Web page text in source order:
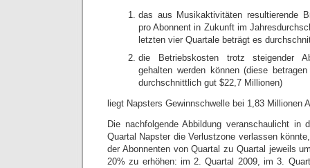
das aus Musikaktivitäten resultierende
pro Abonnent in Zukunft im
letzten vier Quartale beträgt es
die Betriebskosten trotz steigender
gehalten werden können (diese
durchschnittlich gut $22,7 Millionen)
liegt Napsters Gewinnschwelle bei 1,83 Millionen
Die nachfolgende Abbildung veranschaulicht in
Quartal Napster die Verlustzone verlassen
der Abonnenten von Quartal zu Quartal jeweils
20% zu erhöhen: im 2. Quartal 2009, im 3.